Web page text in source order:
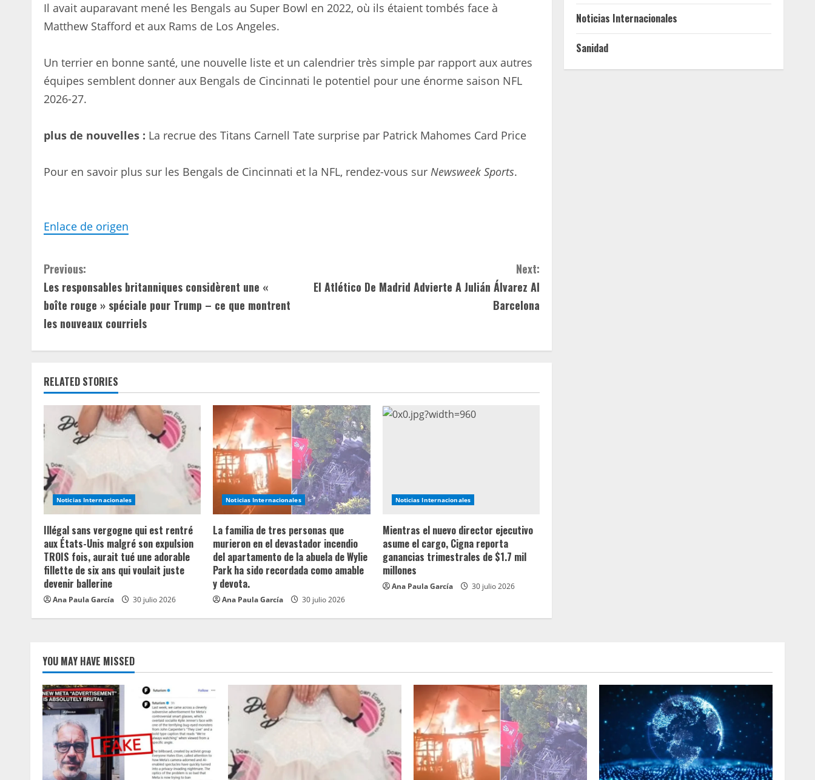
Il avait auparavant mené les Bengals au Super Bowl en 2022, où ils étaient tombés face à
Matthew Stafford et aux Rams de Los Angeles.
Un terrier en bonne santé, une nouvelle liste et un calendrier très simple par rapport aux autres
équipes semblent donner aux Bengals de Cincinnati le potentiel pour une énorme saison NFL
2026-27.
plus de nouvelles : La recrue des Titans Carnell Tate surprise par Patrick Mahomes Card Price
Pour en savoir plus sur les Bengals de Cincinnati et la NFL, rendez-vous sur Newsweek Sports.
Enlace de origen
C
o
n
t
i
n
u
R
e
a
d
i
n
Previous:
Les responsables britanniques considèrent une «
boîte rouge » spéciale pour Trump – ce que montrent
les nouveaux courriels
Next:
El Atlético De Madrid Advierte A Julián Álvarez Al
Barcelona
RELATED STORIES
Noticias Internacionales
Illégal sans vergogne qui est rentré
aux États-Unis malgré son expulsion
TROIS fois, aurait tué une adorable
fillette de six ans qui voulait juste
devenir ballerine
Ana Paula García 30 julio 2026
Noticias Internacionales
La familia de tres personas que
murieron en el devastador incendio
del apartamento de la abuela de Wylie
Park ha sido recordada como amable
y devota.
Ana Paula García 30 julio 2026
Noticias Internacionales
Mientras el nuevo director ejecutivo
asume el cargo, Cigna reporta
ganancias trimestrales de $1.7 mil
millones
Ana Paula García 30 julio 2026
Noticias Internacionales
Sanidad
YOU MAY HAVE MISSED